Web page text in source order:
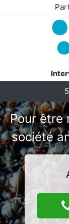
Pour être
société